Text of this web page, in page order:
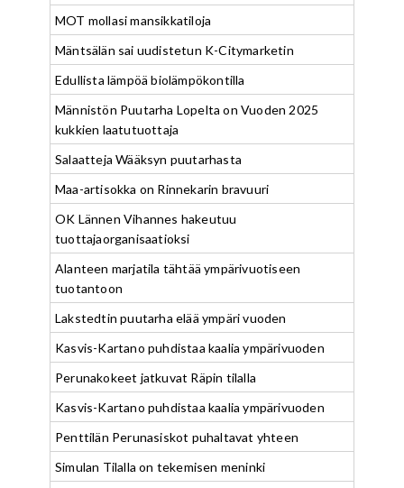
MOT mollasi mansikkatiloja
Mäntsälän sai uudistetun K-Citymarketin
Edullista lämpöä biolämpökontilla
Männistön Puutarha Lopelta on Vuoden 2025
kukkien laatutuottaja
Salaatteja Wääksyn puutarhasta
Maa-artisokka on Rinnekarin bravuuri
OK Lännen Vihannes hakeutuu
tuottajaorganisaatioksi
Alanteen marjatila tähtää ympärivuotiseen
tuotantoon
Lakstedtin puutarha elää ympäri vuoden
Kasvis-Kartano puhdistaa kaalia ympärivuoden
Perunakokeet jatkuvat Räpin tilalla
Kasvis-Kartano puhdistaa kaalia ympärivuoden
Penttilän Perunasiskot puhaltavat yhteen
Simulan Tilalla on tekemisen meninki